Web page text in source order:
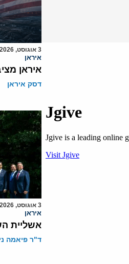
3 אוגוסט, 2026
איראן
איראן
דסק איראן
3 אוגוסט, 2026
איראן
אשליית
ד"ר פיאמה